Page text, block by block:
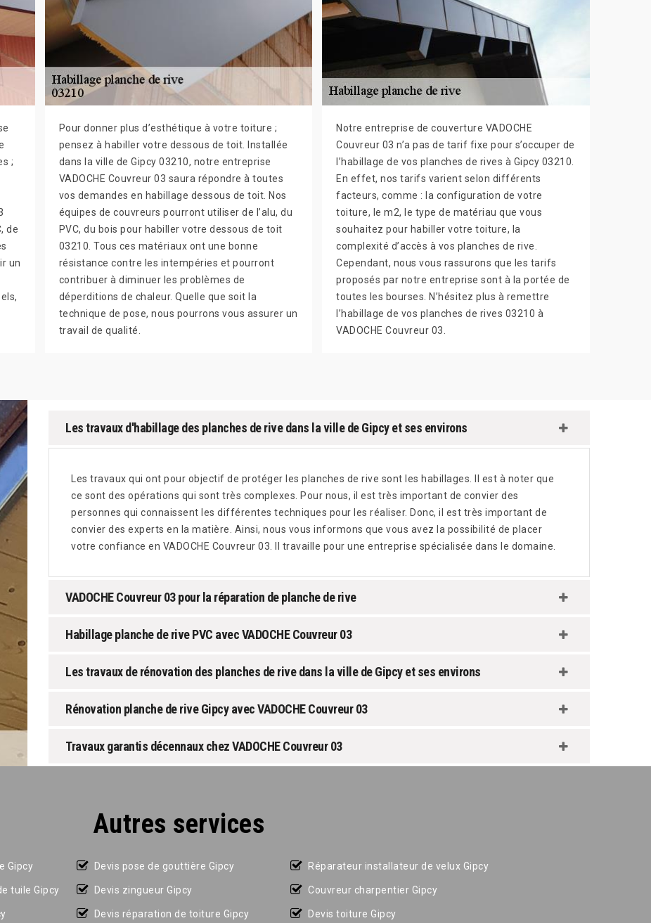
;
de
un
Pour donner plus d’esthétique à votre toiture ;
pensez à habiller votre dessous de toit. Installée
dans la ville de Gipcy 03210, notre entreprise
VADOCHE Couvreur 03 saura répondre à toutes
vos demandes en habillage dessous de toit. Nos
équipes de couvreurs pourront utiliser de l’alu, du
PVC, du bois pour habiller votre dessous de toit
03210. Tous ces matériaux ont une bonne
résistance contre les intempéries et pourront
contribuer à diminuer les problèmes de
déperditions de chaleur. Quelle que soit la
technique de pose, nous pourrons vous assurer un
travail de qualité.
Notre entreprise de couverture VADOCHE
Couvreur 03 n’a pas de tarif fixe pour s’occuper de
l’habillage de vos planches de rives à Gipcy 03210.
En effet, nos tarifs varient selon différents
facteurs, comme : la configuration de votre
toiture, le m2, le type de matériau que vous
souhaitez pour habiller votre toiture, la
complexité d’accès à vos planches de rive.
Cependant, nous vous rassurons que les tarifs
proposés par notre entreprise sont à la portée de
toutes les bourses. N’hésitez plus à remettre
l’habillage de vos planches de rives 03210 à
VADOCHE Couvreur 03.
Les travaux d'habillage des planches de rive dans la ville de Gipcy et ses environs
Les travaux qui ont pour objectif de protéger les planches de rive sont les habillages. Il est à noter que
ce sont des opérations qui sont très complexes. Pour nous, il est très important de convier des
personnes qui connaissent les différentes techniques pour les réaliser. Donc, il est très important de
convier des experts en la matière. Ainsi, nous vous informons que vous avez la possibilité de placer
votre confiance en VADOCHE Couvreur 03. Il travaille pour une entreprise spécialisée dans le domaine.
VADOCHE Couvreur 03 pour la réparation de planche de rive
Habillage planche de rive PVC avec VADOCHE Couvreur 03
Les travaux de rénovation des planches de rive dans la ville de Gipcy et ses environs
Rénovation planche de rive Gipcy avec VADOCHE Couvreur 03
Travaux garantis décennaux chez VADOCHE Couvreur 03
Autres services
Gipcy
tuile Gipcy
Devis pose de gouttière Gipcy
Devis zingueur Gipcy
Devis réparation de toiture Gipcy
Réparateur installateur de velux Gipcy
Couvreur charpentier Gipcy
Devis toiture Gipcy